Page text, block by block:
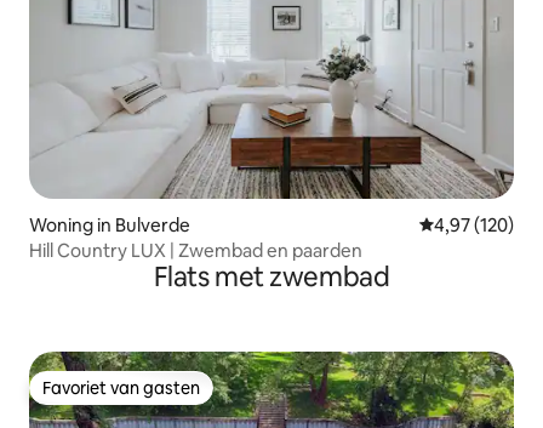
Woning in Bulverde Gemiddelde
4,97 (120)
Hill Country LUX | Zwembad en paarden
Flats met zwembad
Favoriet van gasten
Favoriet van gasten